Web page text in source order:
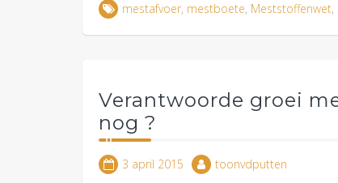
mestafvoer, mestboete, Meststoffenwet,
Verantwoorde groei
nog ?
3 april 2015 toonvdputten